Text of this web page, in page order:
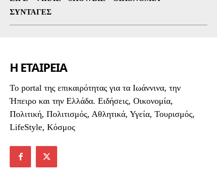
ΣΥΝΤΑΓΈΣ
Η ΕΤΑΙΡΕΙΑ
To portal της επικαιρότητας για τα Ιωάννινα, την
Ήπειρο και την Ελλάδα. Ειδήσεις, Οικονομία,
Πολιτική, Πολιτισμός, Αθλητικά, Υγεία, Τουρισμός,
LifeStyle, Κόσμος